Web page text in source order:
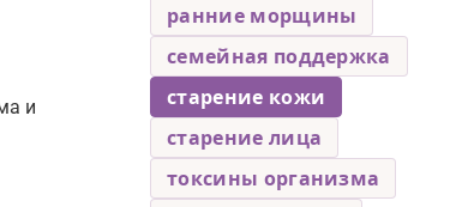
и
ранние морщины
семейная поддержка
старение кожи
старение лица
токсины организма